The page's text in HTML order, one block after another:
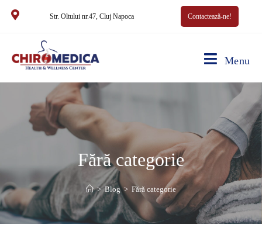
Str. Oltului nr.47, Cluj Napoca Contactează-ne!
Menu
Fără categorie
> Blog > Fără categorie